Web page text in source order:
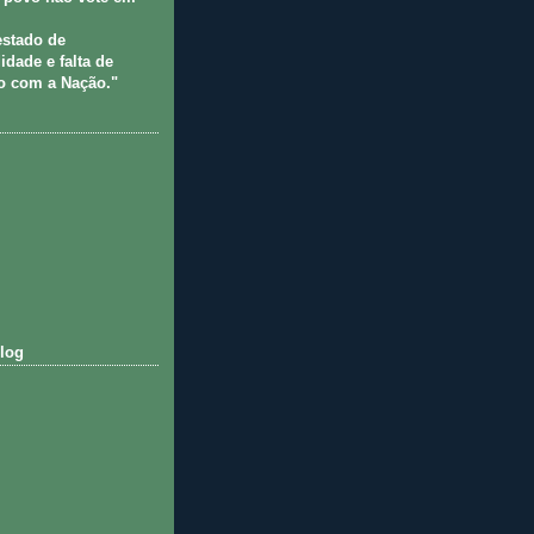
de
e falta de
com a Nação."